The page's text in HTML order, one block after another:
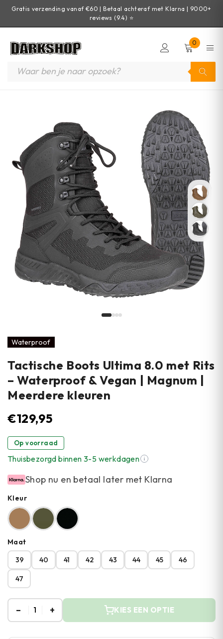
Gratis verzending vanaf €60 | Betaal achteraf met Klarna | 9000+
reviews (9.4) ⭐
0
Waterproof
Tactische Boots Ultima 8.0 met Rits
– Waterproof & Vegan | Magnum |
Meerdere kleuren
€129,95
Op voorraad
Thuisbezorgd binnen 3-5 werkdagen
Shop nu en betaal later met Klarna
Kleur
Maat
39
40 41 42 43 44 45 46
47
– 1 + KIES EEN OPTIE